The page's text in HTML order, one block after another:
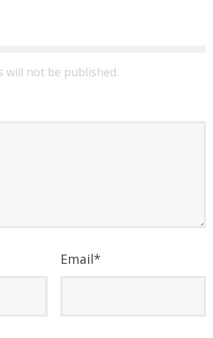
will not be published.
Email*